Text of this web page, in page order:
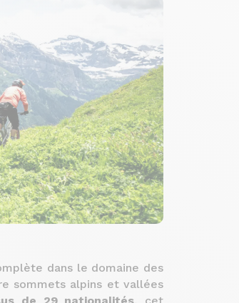
dans le domaine des
sommets alpins et vallées
de 29 nationalités, cet